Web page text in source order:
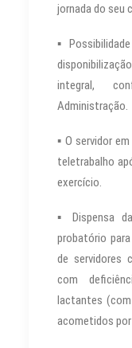
jornada do seu
▪
integral,
Administração.
▪ O servidor
teletrabalho
exercício.
▪ Dispensa
probatório
de servidores
com
lactantes
acometidos